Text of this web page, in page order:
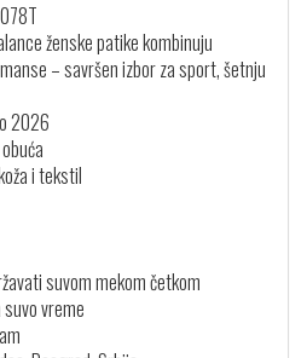
ženske patike kombinuju
– savršen izbor za sport, šetnju
2026
i tekstil
suvom mekom četkom
vreme